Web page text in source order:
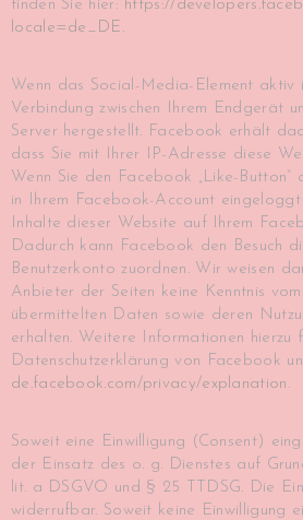
finden Sie hier: https://
locale=de_DE .
Wenn das Social-Media-Element aktiv
Verbindung zwischen Ihrem Endgerät
Server hergestellt. Facebook erhält
dass Sie mit Ihrer IP-Adresse diese
Wenn Sie den Facebook „Like-Button“
in Ihrem Facebook-Account eingeloggt
Inhalte dieser Website auf Ihrem
Dadurch kann Facebook den Besuch
Benutzerkonto zuordnen. Wir weisen
Anbieter der Seiten keine Kenntnis
übermittelten Daten sowie deren
erhalten. Weitere Informationen hierzu
Datenschutzerklärung von Facebook
de.facebook.com/privacy/explanation .
Soweit eine Einwilligung (Consent)
der Einsatz des o. g. Dienstes auf
lit. a DSGVO und § 25 TTDSG. Die
widerrufbar. Soweit keine Einwilligung